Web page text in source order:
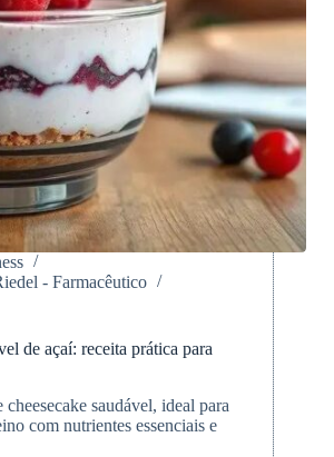
- Farmacêutico
de açaí: receita prática para
cheesecake saudável, ideal para
com nutrientes essenciais e